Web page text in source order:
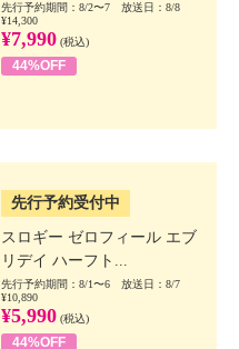
先行予約期間：8/2〜7 放送日：8/8
¥14,300
¥7,990 (税込)
44%OFF
先行予約受付中
スロギー ゼロフィール エブ
リデイ ハーフト...
先行予約期間：8/1〜6 放送日：8/7
¥10,890
¥5,990 (税込)
44%OFF